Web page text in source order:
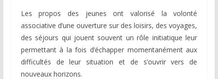
Les propos des jeunes ont valorisé la volonté
associative d’une ouverture sur des loisirs, des voyages,
des séjours qui jouent souvent un rôle initiatique leur
permettant à la fois d’échapper momentanément aux
difficultés de leur situation et de s’ouvrir vers de
nouveaux horizons.